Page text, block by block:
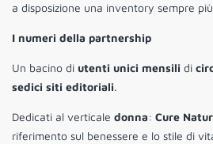
a disposizione una inventory sempre
I numeri della partnership
Un bacino di utenti unici mensili di
sedici siti editoriali.
Dedicati al verticale donna: Cure
riferimento sul benessere e lo stile di